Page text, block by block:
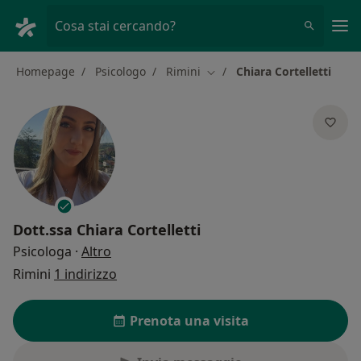
Cosa stai cercando?
Homepage Psicologo Rimini Cambia città
Chiara Cortelletti
Dott.ssa Chiara Cortelletti
Psicologa · Altro
Rimini 1 indirizzo
Prenota una visita